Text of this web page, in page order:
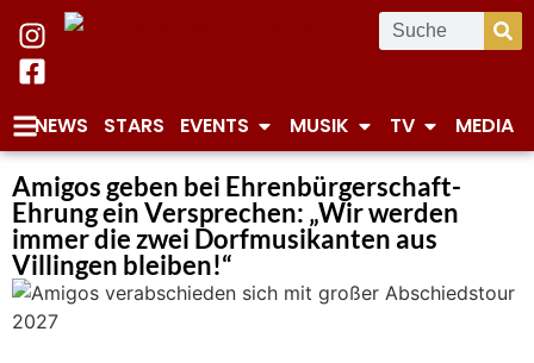
NEWS STARS EVENTS MUSIK TV MEDIA
Amigos geben bei Ehrenbürgerschaft-
Ehrung ein Versprechen: „Wir werden
immer die zwei Dorfmusikanten aus
Villingen bleiben!“